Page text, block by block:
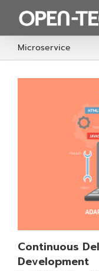
content
Microservice
Continuous
Development